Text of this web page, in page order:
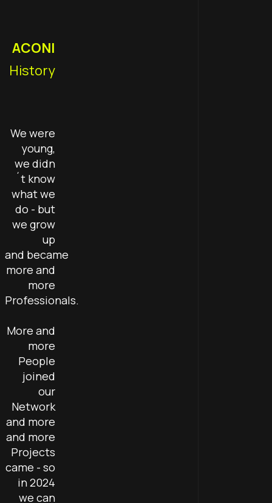
ACONI
History
We were
young,
we didn
´t know
what we
do - but
we grow
up
and became
more and
more
Professionals.
More and
more
People
joined
our
Network
and more
and more
Projects
came - so
in 2024
we can